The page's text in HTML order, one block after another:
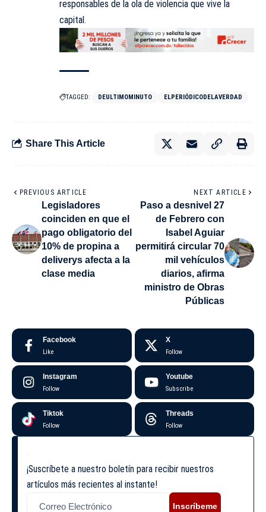
responsables de la ola de violencia que vive la
capital.
TAGGED: DEULTIMOMINUTO ELPERIÓDICODELAVERDAD
Share This Article
PREVIOUS ARTICLE
Legisladores
coinciden en que el
pago obligatorio del
10% de propina a
deliverys afecta a la
clase media
NEXT ARTICLE
Paso a desnivel 27
de Febrero con
Isabel Aguiar
permitirá circular 70
mil vehículos
diarios, afirma
ministro de Obras
Públicas
Facebook
Like
X
Follow
Instagram
Follow
Youtube
Subscribe
Tiktok
Follow
Threads
Follow
¡Suscríbete a nuestro boletín para recibir nuestros
artículos más recientes al instante!
Inscríbeme